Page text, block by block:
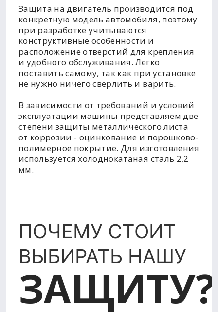
Защита на двигатель производится под
конкретную модель автомобиля, поэтому
при разработке учитываются
конструктивные особенности и
расположение отверстий для крепления
и удобного обслуживания. Легко
поставить самому, так как при установке
не нужно ничего сверлить и варить.
В зависимости от требований и условий
эксплуатации машины представляем две
степени защиты металлического листа
от коррозии - оцинкование и порошково-
полимерное покрытие. Для изготовления
используется холоднокатаная сталь 2,2
мм.
ПОЧЕМУ СТОИТ
ВЫБИРАТЬ НАШУ
ЗАЩИТУ?